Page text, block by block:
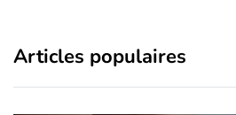
Articles populaires